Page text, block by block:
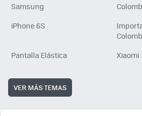
Samsung
iPhone 6S
Pantalla Elástica
Xiaomi
VER MÁS TEMAS